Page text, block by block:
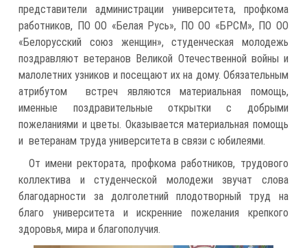
представители администрации университета, профкома
работников, ПО ОО «Белая Русь», ПО ОО «БРСМ», ПО ОО
«Белорусский союз женщин», студенческая молодежь
поздравляют ветеранов Великой Отечественной войны и
малолетних узников и посещают их на дому. Обязательным
атрибутом встреч являются материальная помощь,
именные поздравительные открытки с добрыми
пожеланиями и цветы. Оказывается материальная помощь
и ветеранам труда университета в связи с юбилеями.
От имени ректората, профкома работников, трудового
коллектива и студенческой молодежи звучат слова
благодарности за долголетний плодотворный труд на
благо университета и искренние пожелания крепкого
здоровья, мира и благополучия.